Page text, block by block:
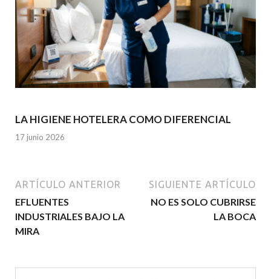
LA HIGIENE HOTELERA COMO DIFERENCIAL
17 junio 2026
ARTÍCULO ANTERIOR
EFLUENTES
INDUSTRIALES BAJO LA
MIRA
SIGUIENTE ARTÍCULO
NO ES SOLO CUBRIRSE
LA BOCA